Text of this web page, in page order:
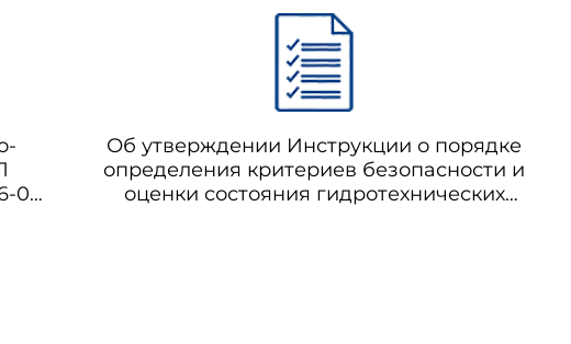
экспертизы промышленной
безопасности в угольной
промышленности
02
Об утверждении Инструкции о порядке
определения критериев безопасности и
оценки состояния гидротехнических